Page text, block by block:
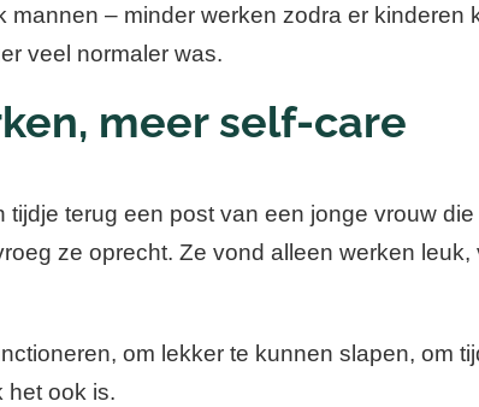
mannen – minder werken zodra er
veel normaler was.
meer self-care
tijdje terug een post van een jonge vrouw
ze oprecht. Ze vond alleen werken
om lekker te kunnen slapen, om
het ook is.